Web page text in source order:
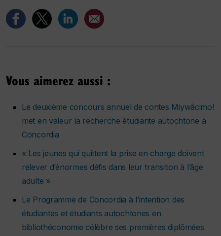
Vous aimerez aussi :
Le deuxième concours annuel de contes Miywâcimo!
met en valeur la recherche étudiante autochtone à
Concordia
« Les jeunes qui quittent la prise en charge doivent
relever d’énormes défis dans leur transition à l’âge
adulte »
Le Programme de Concordia à l’intention des
étudiantes et étudiants autochtones en
bibliothéconomie célèbre ses premières diplômées